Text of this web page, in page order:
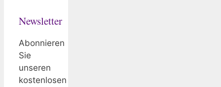
Newsletter
Abonnieren
Sie
unseren
kostenlosen